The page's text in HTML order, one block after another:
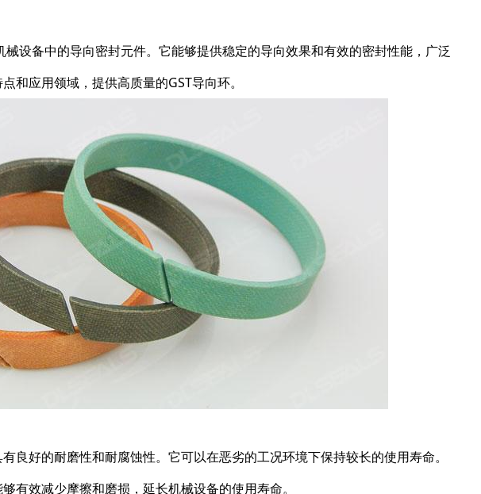
设备中的导向密封元件。它能够提供稳定的导向效果和有效的密封性能，广泛
和应用领域，提供高质量的GST导向环。
良好的耐磨性和耐腐蚀性。它可以在恶劣的工况环境下保持较长的使用寿命。
有效减少摩擦和磨损，延长机械设备的使用寿命。